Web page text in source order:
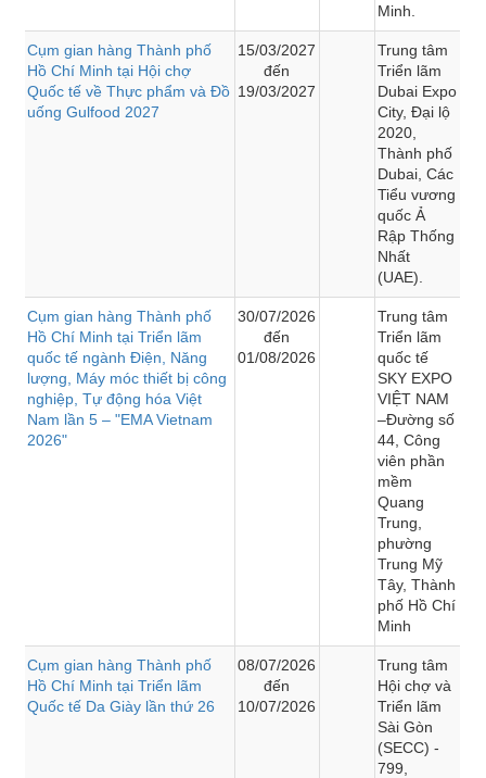
Minh.
Cụm gian hàng Thành phố
Hồ Chí Minh tại Hội chợ
Quốc tế về Thực phẩm và Đồ
uống Gulfood 2027
15/03/2027
đến
19/03/2027
Trung tâm
Triển lãm
Dubai Expo
City, Đại lộ
2020,
Thành phố
Dubai, Các
Tiểu vương
quốc Ả
Rập Thống
Nhất
(UAE).
Cụm gian hàng Thành phố
Hồ Chí Minh tại Triển lãm
quốc tế ngành Điện, Năng
lượng, Máy móc thiết bị công
nghiệp, Tự động hóa Việt
Nam lần 5 – "EMA Vietnam
2026"
30/07/2026
đến
01/08/2026
Trung tâm
Triển lãm
quốc tế
SKY EXPO
VIỆT NAM
–Đường số
44, Công
viên phần
mềm
Quang
Trung,
phường
Trung Mỹ
Tây, Thành
phố Hồ Chí
Minh
Cụm gian hàng Thành phố
Hồ Chí Minh tại Triển lãm
Quốc tế Da Giày lần thứ 26
08/07/2026
đến
10/07/2026
Trung tâm
Hội chợ và
Triển lãm
Sài Gòn
(SECC) -
799,